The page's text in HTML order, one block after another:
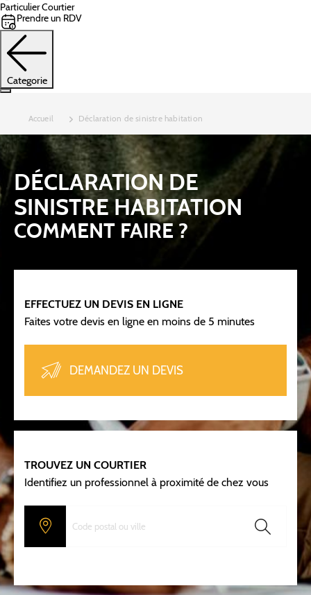
ParticulierCourtier
Prendre un RDV
Categorie
Accueil Déclaration de sinistre habitation
DÉCLARATION DE
SINISTRE HABITATION
COMMENT FAIRE ?
EFFECTUEZ UN DEVIS EN LIGNE
Faites votre devis en ligne en moins de 5 minutes
DEMANDEZ UN DEVIS
TROUVEZ UN COURTIER
Identifiez un professionnel à proximité de chez vous